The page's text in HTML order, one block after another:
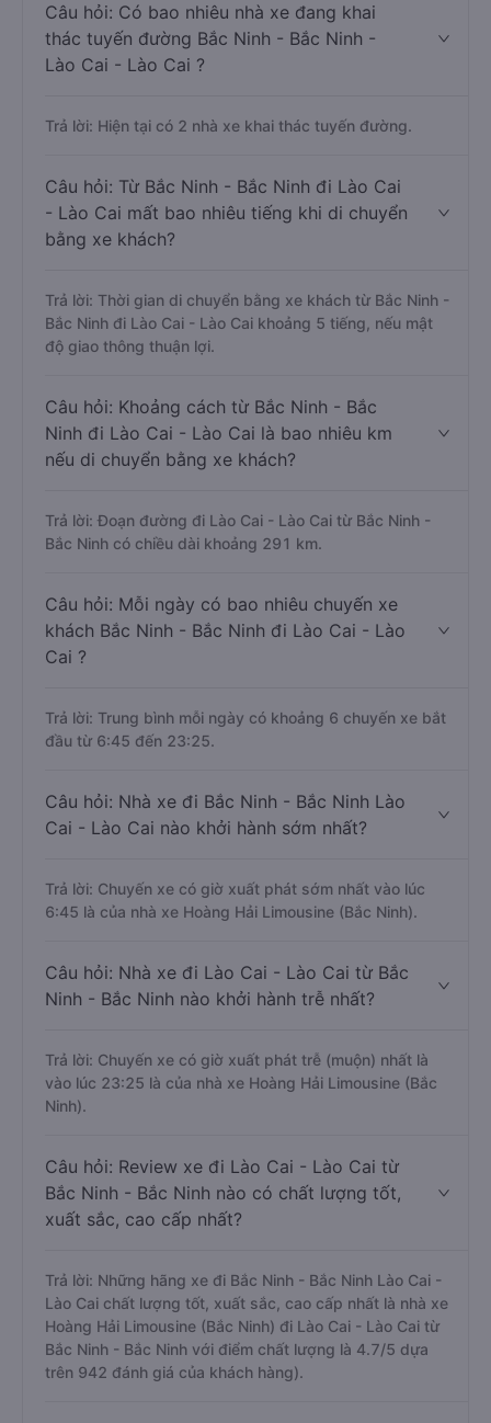
Câu hỏi: Có bao nhiêu nhà xe đang khai
thác tuyến đường Bắc Ninh - Bắc Ninh -
Lào Cai - Lào Cai ?
Trả lời: Hiện tại có 2 nhà xe khai thác tuyến đường.
Câu hỏi: Từ Bắc Ninh - Bắc Ninh đi Lào Cai
- Lào Cai mất bao nhiêu tiếng khi di chuyển
bằng xe khách?
Trả lời: Thời gian di chuyển bằng xe khách từ Bắc Ninh -
Bắc Ninh đi Lào Cai - Lào Cai khoảng 5 tiếng, nếu mật
độ giao thông thuận lợi.
Câu hỏi: Khoảng cách từ Bắc Ninh - Bắc
Ninh đi Lào Cai - Lào Cai là bao nhiêu km
nếu di chuyển bằng xe khách?
Trả lời: Đoạn đường đi Lào Cai - Lào Cai từ Bắc Ninh -
Bắc Ninh có chiều dài khoảng 291 km.
Câu hỏi: Mỗi ngày có bao nhiêu chuyến xe
khách Bắc Ninh - Bắc Ninh đi Lào Cai - Lào
Cai ?
Trả lời: Trung bình mỗi ngày có khoảng 6 chuyến xe bắt
đầu từ 6:45 đến 23:25.
Câu hỏi: Nhà xe đi Bắc Ninh - Bắc Ninh Lào
Cai - Lào Cai nào khởi hành sớm nhất?
Trả lời: Chuyến xe có giờ xuất phát sớm nhất vào lúc
6:45 là của nhà xe Hoàng Hải Limousine (Bắc Ninh).
Câu hỏi: Nhà xe đi Lào Cai - Lào Cai từ Bắc
Ninh - Bắc Ninh nào khởi hành trễ nhất?
Trả lời: Chuyến xe có giờ xuất phát trễ (muộn) nhất là
vào lúc 23:25 là của nhà xe Hoàng Hải Limousine (Bắc
Ninh).
Câu hỏi: Review xe đi Lào Cai - Lào Cai từ
Bắc Ninh - Bắc Ninh nào có chất lượng tốt,
xuất sắc, cao cấp nhất?
Trả lời: Những hãng xe đi Bắc Ninh - Bắc Ninh Lào Cai -
Lào Cai chất lượng tốt, xuất sắc, cao cấp nhất là nhà xe
Hoàng Hải Limousine (Bắc Ninh) đi Lào Cai - Lào Cai từ
Bắc Ninh - Bắc Ninh với điểm chất lượng là 4.7/5 dựa
trên 942 đánh giá của khách hàng).